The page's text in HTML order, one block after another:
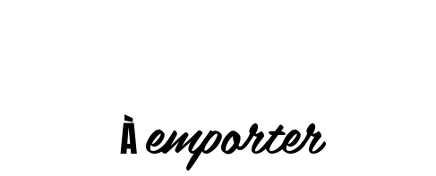
Àemporter